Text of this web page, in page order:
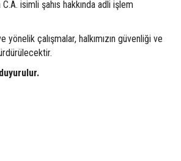
isimli şahıs hakkında adli işlem
yönelik çalışmalar, halkımızın güvenliği ve